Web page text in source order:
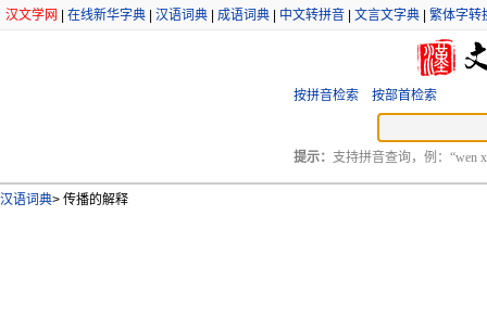
汉文学网 在线新华字典 汉语词典 成语词典 中文转拼音 文言文字典 繁体字转
按拼音检索 按部首检索
提示： 支持拼音查询，例：“wen
汉语词典> 传播的解释